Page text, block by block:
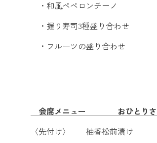
・和風ペペロンチーノ
・握り寿司3種盛り合わせ
・フルーツの盛り合わせ
会席メニュー おひとりさ
〈先付け〉 柚香松前漬け